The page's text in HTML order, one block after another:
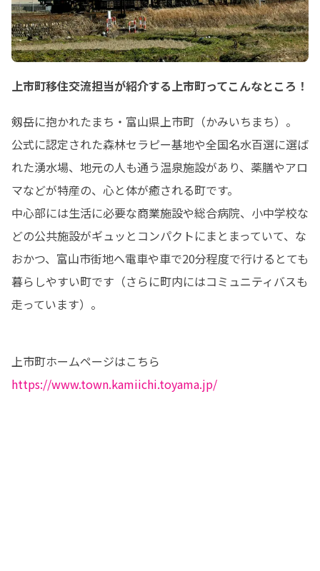
上市町移住交流担当が紹介する上市町ってこんなところ！
剱岳に抱かれたまち・富山県上市町（かみいちまち）。
公式に認定された森林セラピー基地や全国名水百選に選ば
れた湧水場、地元の人も通う温泉施設があり、薬膳やアロ
マなどが特産の、心と体が癒される町です。
中心部には生活に必要な商業施設や総合病院、小中学校な
どの公共施設がギュッとコンパクトにまとまっていて、な
おかつ、富山市街地へ電車や車で20分程度で行けるとても
暮らしやすい町です（さらに町内にはコミュニティバスも
走っています）。
https://www.town.kamiichi.toyama.jp/